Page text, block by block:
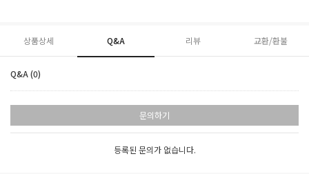
상품상세 Q&A 리뷰 교환/환불
Q&A (0)
문의하기
등록된 문의가 없습니다.